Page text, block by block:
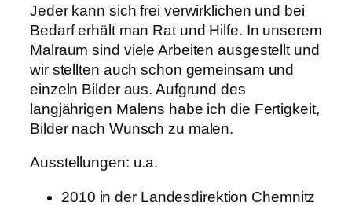
Jeder kann sich frei verwirklichen und bei
Bedarf erhält man Rat und Hilfe. In unserem
Malraum sind viele Arbeiten ausgestellt und
wir stellten auch schon gemeinsam und
einzeln Bilder aus. Aufgrund des
langjährigen Malens habe ich die Fertigkeit,
Bilder nach Wunsch zu malen.
Ausstellungen: u.a.
2010 in der Landesdirektion Chemnitz